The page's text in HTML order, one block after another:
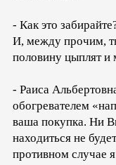
- Как это
И, между прочим,
половину цыплят
- Раиса
обогревателем
ваша покупка. Ни
находиться не
противном случае